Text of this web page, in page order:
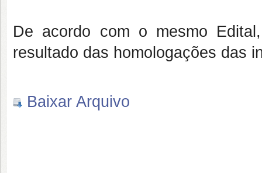
De acordo com o mesmo
resultado das homologações das
Baixar Arquivo